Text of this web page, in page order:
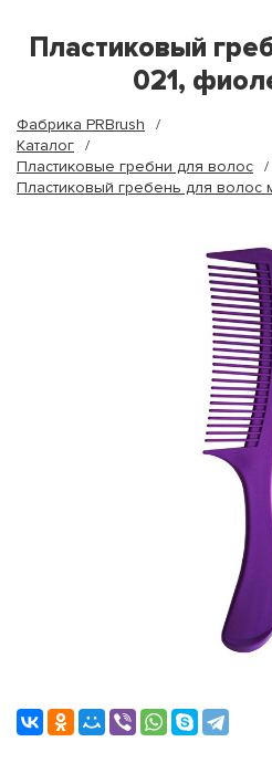
Пластиковый
021,
Фабрика PRBrush
Каталог
Пластиковые гребни для волос
Пластиковый гребень для волос